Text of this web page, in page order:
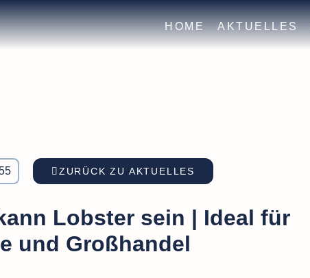
HOME AKTUELLES
ZURÜCK ZU AKTUELLES
Lobster sein | Ideal für
und Großhandel